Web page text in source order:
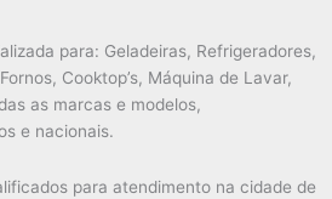
para: Geladeiras, Refrigeradores,
Cooktop’s, Máquina de Lavar,
as marcas e modelos,
e nacionais.
para atendimento na cidade de